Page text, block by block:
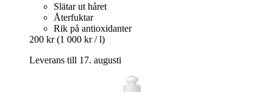
Slätar ut håret
Återfuktar
Rik på antioxidanter
200 kr (1 000 kr / l)
Leverans till 17. augusti